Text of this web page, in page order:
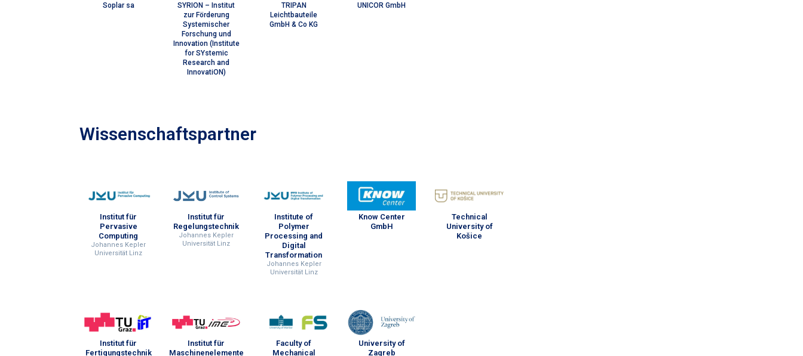
Soplar sa
SYRION – Institut
zur Förderung
Systemischer
Forschung und
Innovation (Institute
for SYstemic
Research and
InnovatiON)
TRIPAN
Leichtbauteile
GmbH & Co KG
UNICOR GmbH
Wissenschaftspartner
Institut für
Pervasive
Computing
Johannes Kepler
Universität Linz
Institut für
Regelungstechnik
Johannes Kepler
Universität Linz
Institute of
Polymer
Processing and
Digital
Transformation
Johannes Kepler
Universität Linz
Know Center
GmbH
Technical
University of
Košice
Institut für
Fertigungstechnik
Institut für
Maschinenelemente
Faculty of
Mechanical
University of
Zagreb